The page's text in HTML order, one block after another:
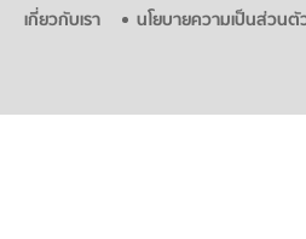
เกี่ยวกับเรา นโยบายความเป็นส่วนตั